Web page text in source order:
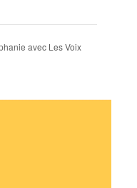
avec Les Voix